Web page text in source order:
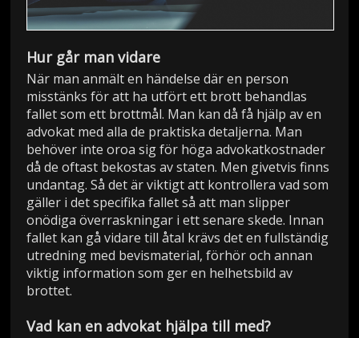
Hur går man vidare
När man anmält en händelse där en person
misstänks för att ha utfört ett brott behandlas
fallet som ett brottmål. Man kan då få hjälp av en
advokat med alla de praktiska detaljerna. Man
behöver inte oroa sig för höga advokatkostnader
då de oftast bekostas av staten. Men givetvis finns
undantag. Så det är viktigt att kontrollera vad som
gäller i det specifika fallet så att man slipper
onödiga överraskningar i ett senare skede. Innan
fallet kan gå vidare till åtal krävs det en fullständig
utredning med bevismaterial, förhör och annan
viktig information som ger en helhetsbild av
brottet.
Vad kan en advokat hjälpa till med?